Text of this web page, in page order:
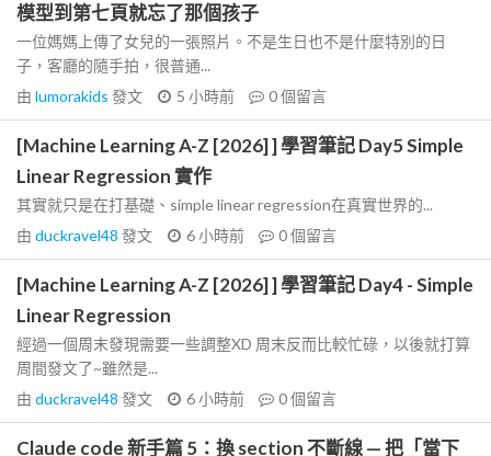
模型到第七頁就忘了那個孩子
一位媽媽上傳了女兒的一張照片。不是生日也不是什麼特別的日
子，客廳的隨手拍，很普通...
由 lumorakids 發文 5 小時前 0個留言
[Machine Learning A-Z [2026] ] 學習筆記 Day5 Simple
Linear Regression 實作
其實就只是在打基礎、simple linear regression在真實世界的...
由 duckravel48 發文 6 小時前 0個留言
[Machine Learning A-Z [2026] ] 學習筆記 Day4 - Simple
Linear Regression
經過一個周末發現需要一些調整XD 周末反而比較忙碌，以後就打算
周間發文了~雖然是...
由 duckravel48 發文 6 小時前 0個留言
Claude code 新手篇 5：換 section 不斷線 — 把「當下